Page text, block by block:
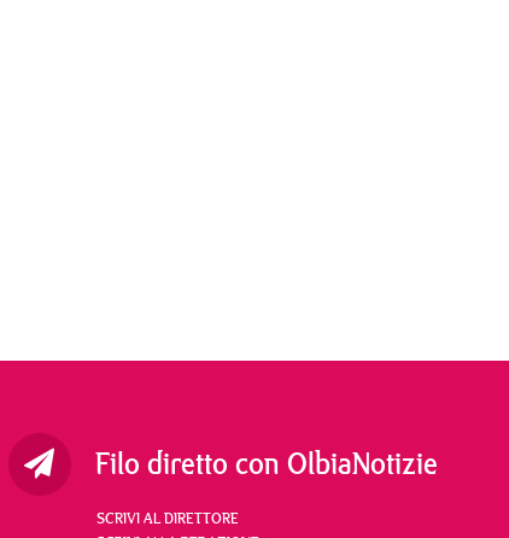
Filo diretto con OlbiaNotizie
SCRIVI AL DIRETTORE